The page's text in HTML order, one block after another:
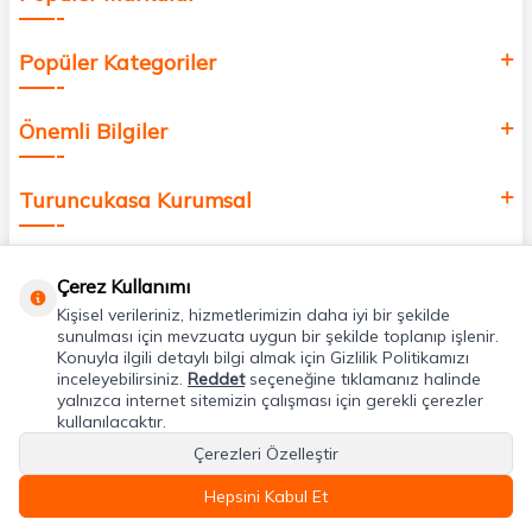
Popüler Kategoriler
Önemli Bilgiler
Turuncukasa Kurumsal
Uygulamalarımız
Adres & İletişim
Çerez Kullanımı
Kişisel verileriniz, hizmetlerimizin daha iyi bir şekilde
sunulması için mevzuata uygun bir şekilde toplanıp işlenir.
Konuyla ilgili detaylı bilgi almak için Gizlilik Politikamızı
inceleyebilirsiniz. Reddetseçeneğine tıklamanız halinde
yalnızca internet sitemizin çalışması için gerekli çerezler
kullanılacaktır.
Çerezleri Özelleştir
Hepsini Kabul Et